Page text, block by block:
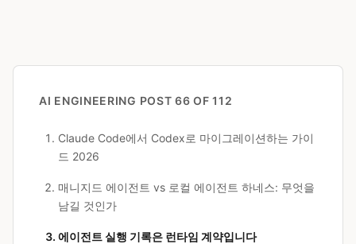
AI ENGINEERING POST 66 OF 112
Claude Code에서 Codex로 마이그레이션하는 가이
드 2026
매니지드 에이전트 vs 로컬 에이전트 하네스: 무엇을
남길 것인가
에이전트 실행 기록은 런타임 계약입니다